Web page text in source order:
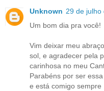
Unknown 29 de julho
Um bom dia pra você!
Vim deixar meu
sol, e agradecer pela
carinhosa no meu
Parabéns por ser
e está comigo sempre